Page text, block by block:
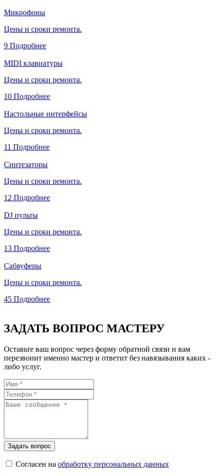
Микрофоны
Цены и сроки ремонта.
9 Подробнее
MIDI клавиатуры
Цены и сроки ремонта.
10 Подробнее
Настольные интерфейсы
Цены и сроки ремонта.
11 Подробнее
Синтезаторы
Цены и сроки ремонта.
12 Подробнее
DJ пульты
Цены и сроки ремонта.
13 Подробнее
Сабвуферы
Цены и сроки ремонта.
45 Подробнее
ЗАДАТЬ ВОПРОС МАСТЕРУ
Оставьте ваш вопрос через форму обратной связи и вам
перезвонит именно мастер и ответит без навязывания каких -
либо услуг.
Согласен на обработку персональных данных